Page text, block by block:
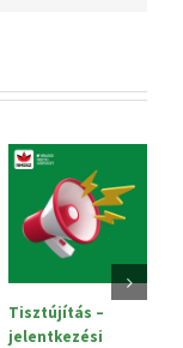
Tisztújítás –
jelentkezési